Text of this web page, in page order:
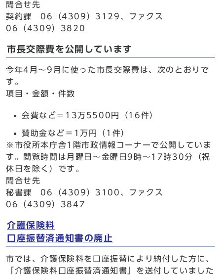
問合せ先
契約課 06（4309）3129、ファクス
06（4309）3820
市長交際費を公開しています
今年4月～9月に使った市長交際費は、次のとおりで
す。
項目・金額・件数
会費など＝13万5500円（16件）
賛助金など＝1万円（1件）
※市役所本庁舎1階市政情報コーナーで公開していま
す。閲覧時間は月曜日～金曜日9時～17時30分（祝
休日を除く）です。
問合せ先
秘書課 06（4309）3100、ファクス
06（4309）3847
介護保険料
口座振替済通知書の廃止
市では、介護保険料を口座振替により納付した方に、
「介護保険料口座振替済通知書」を送付していました